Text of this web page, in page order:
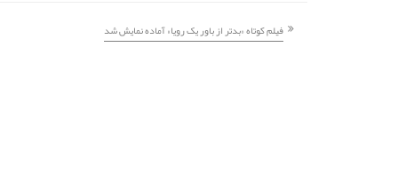
فیلم کوتاه «بدتر از باور یک رویا» آماده نمایش شد